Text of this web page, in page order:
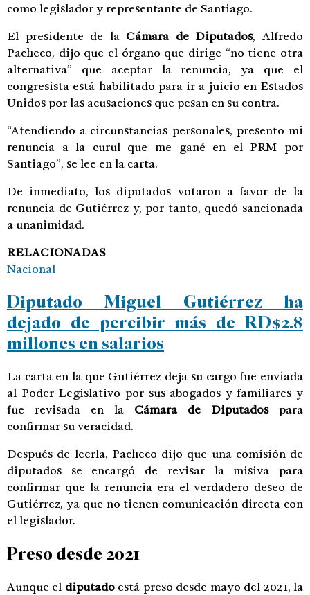
como legislador y representante de Santiago.
El presidente de la Cámara de Diputados, Alfredo
Pacheco, dijo que el órgano que dirige “no tiene otra
alternativa” que aceptar la renuncia, ya que el
congresista está habilitado para ir a juicio en Estados
Unidos por las acusaciones que pesan en su contra.
“Atendiendo a circunstancias personales, presento mi
renuncia a la curul que me gané en el PRM por
Santiago”, se lee en la carta.
De inmediato, los diputados votaron a favor de la
renuncia de Gutiérrez y, por tanto, quedó sancionada
a unanimidad.
RELACIONADAS
Nacional
Diputado Miguel Gutiérrez ha
dejado de percibir más de RD$2.8
millones en salarios
La carta en la que Gutiérrez deja su cargo fue enviada
al Poder Legislativo por sus abogados y familiares y
fue revisada en la Cámara de Diputadospara
confirmar su veracidad.
Después de leerla, Pacheco dijo que una comisión de
diputados se encargó de revisar la misiva para
confirmar que la renuncia era el verdadero deseo de
Gutiérrez, ya que no tienen comunicación directa con
el legislador.
Preso desde 2021
Aunque el diputadoestá preso desde mayo del 2021, la